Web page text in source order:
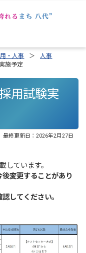
・人事
人事
施予定
用試験実
最終更新日： 2026年2月27日
しています。
変更することがあり
してください。